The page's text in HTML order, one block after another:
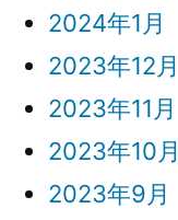
2024年1月
2023年12月
2023年11月
2023年10月
2023年9月